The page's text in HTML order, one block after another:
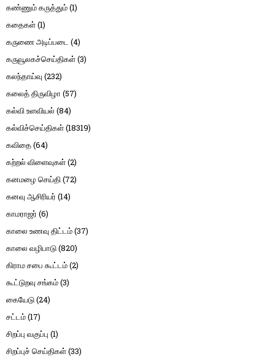
கண்ணும் கருத்தும்(1)
கதைகள்(1)
கருணை அடிப்படை (4)
கருவூலகச்செய்திகள்(3)
கலந்தாய்வு (232)
கலைத் திருவிழா (57)
கல்வி உளவியல் (84)
கல்விச்செய்திகள்(18319)
கவிதை(64)
கற்றல் விளைவுகள்(2)
கனமழை செய்தி(72)
கனவு ஆசிரியர் (14)
காமராஜர் (6)
காலை உணவு திட்டம்(37)
காலை வழிபாடு(820)
கிராம சபை கூட்டம்(2)
கூட்டுறவு சங்கம்(3)
கையேடு(24)
சட்டம்(17)
சிறப்பு வகுப்பு (1)
சிறப்புச் செய்திகள்(33)